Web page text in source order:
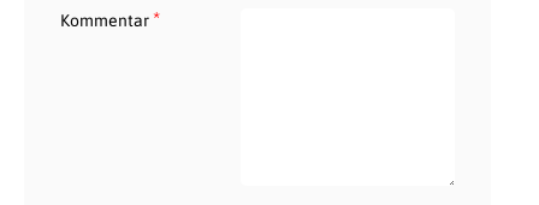
Kommentar*